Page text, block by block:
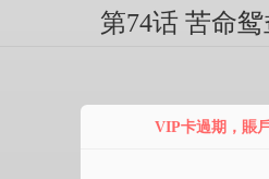
第74话 苦命
VIP卡過期，賬